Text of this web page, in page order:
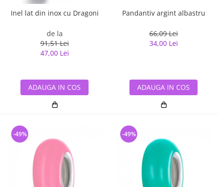
Inel lat din inox cu Dragoni
de la
91,51 Lei
47,00 Lei
ADAUGA IN COS
Pandantiv argint albastru
66,09 Lei
34,00 Lei
ADAUGA IN COS
-49% -49%